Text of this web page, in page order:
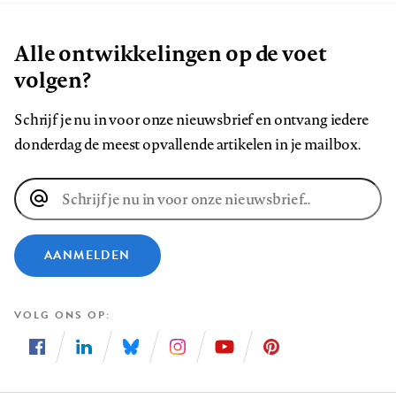
Alle ontwikkelingen op de voet
volgen?
Schrijf je nu in voor onze nieuwsbrief en ontvang iedere
donderdag de meest opvallende artikelen in je mailbox.
E-
mailadres
AANMELDEN
VOLG ONS OP
ons
ons
ons
ons
ons
ons